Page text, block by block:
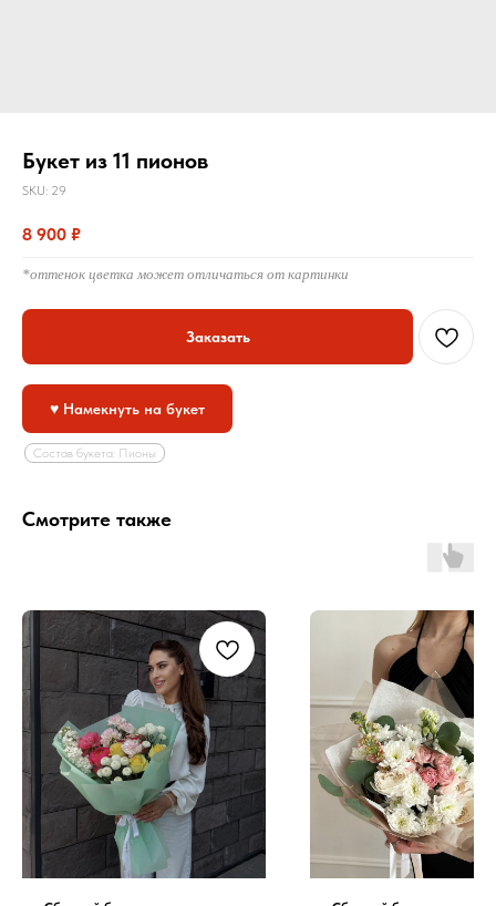
Букет из 11 пионов
SKU: 29
8 900 ₽
*оттенок цветка может отличаться от картинки
Заказать
♥ Намекнуть на букет
Состав букета: Пионы
Смотрите также